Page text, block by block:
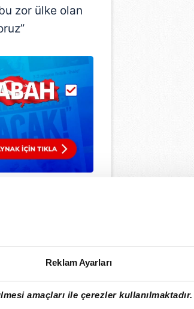
Reklam Ayarları
amaçları ile çerezler kullanılmaktadır.
zor ülke olan